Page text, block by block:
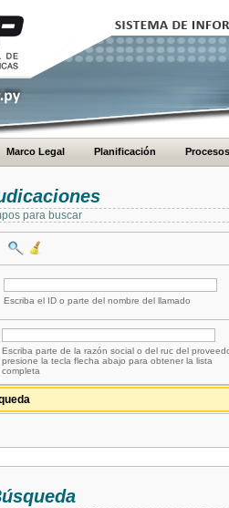
Marco Legal Planificación Procesos
para buscar
Escriba el ID o parte del nombre del llamado
Escriba parte de la razón social o del ruc del
presione la tecla flecha abajo para obtener la lista
completa